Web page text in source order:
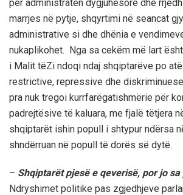
për administratën dygjuhësore dhe rrjedh
marrjes në pytje, shqyrtimi në seancat
administrative si dhe dhënia e
nukaplikohet. Nga sa cekëm më lart
i Malit tëZi ndoqi ndaj shqiptarëve po atë
restrictive, repressive dhe diskriminuese
pra nuk tregoi kurrfarëgatishmërie për
padrejtësive të kaluara, me fjalë tëtjera
shqiptarët ishin popull i shtypur ndërsa
shndërruan në popull të dorës së dytë.
– Shqiptarët pjesëe qeverisë, porjo sa
Ndryshimet politike pas zgjedhjeve